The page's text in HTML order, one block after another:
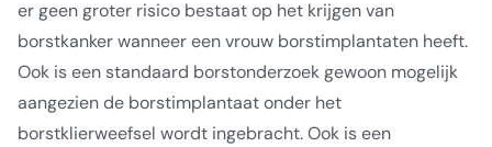
er geen groter risico bestaat op het krijgen van
borstkanker wanneer een vrouw borstimplantaten heeft.
Ook is een standaard borstonderzoek gewoon mogelijk
aangezien de borstimplantaat onder het
borstklierweefsel wordt ingebracht. Ook is een